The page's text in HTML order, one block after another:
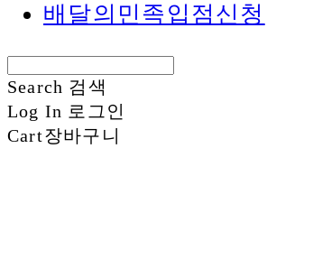
배달의민족입점신청
Search 검색
Log In 로그인
Cart장바구니